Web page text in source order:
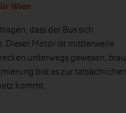
Wien
dass der Bus sich
Dieser Motor ist mittlerweile
unterwegs gewesen,
bist es zur tatsächlichen
kommt.